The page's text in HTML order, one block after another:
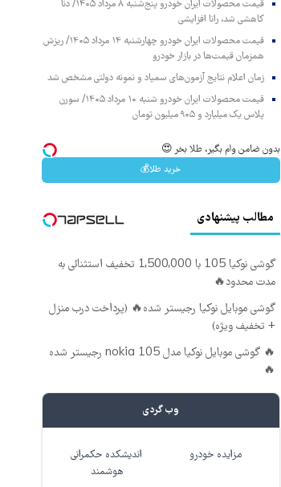
قیمت محصولات ایران خودرو پنج‌شنبه ۸ مرداد ۱۴۰۵/ دنا
کاهشی شد، رانا افزایشی
قیمت محصولات ایران خودرو چهارشنبه ۱۴ مرداد ۱۴۰۵/ ریزش
همزمان قیمت‌ها در بازار خودرو
زمان اعلام نتایج آزمون‌های سمپاد و نمونه دولتی مشخص شد
قیمت محصولات ایران خودرو شنبه ۱۰ مرداد ۱۴۰۵/ سورن
پلاس یک میلیارد و ۹۰۵ میلیون تومان
بدون ضامن وام بگیر، طلا بخر 😍
خرید طلا💰
مطالب پیشنهادی
گوشی نوکیا 105 با 1,500,000 تخفیف استثنائی به
مدت محدود🔥
گوشی موبایل نوکیا رجیستر شده🔥 (پرداخت درب منزل
+ تخفیف ویژه)
🔥 گوشی موبایل نوکیا مدل nokia 105 رجیستر شده
🔥
وب گردی
مزایده خودرو
اندیشکده حکمرانی
هوشمند